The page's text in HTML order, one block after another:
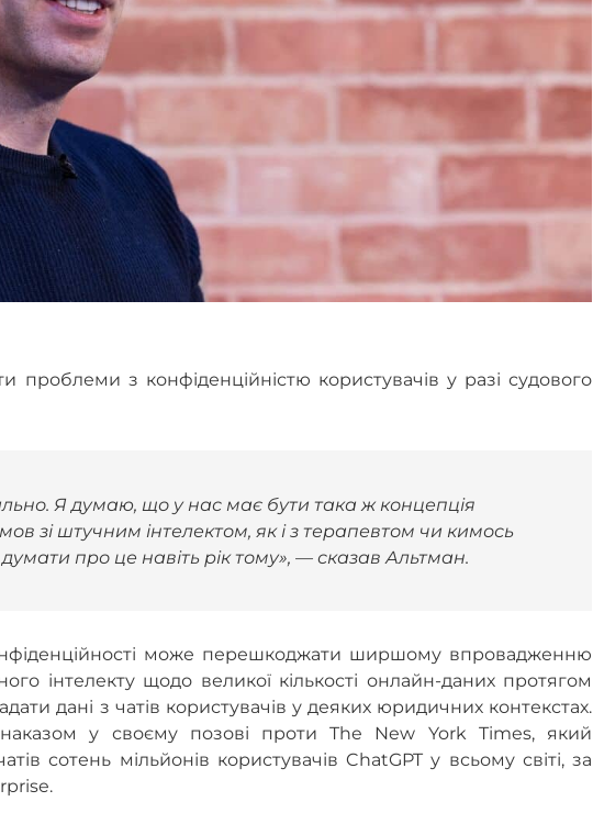
з конфіденційністю користувачів у разі судового
Я думаю, що у нас має бути така ж концепція
зі штучним інтелектом, як і з терапевтом чи кимось
про це навіть рік тому», — сказав Альтман.
може перешкоджати ширшому впровадженню
інтелекту щодо великої кількості онлайн-даних протягом
дані з чатів користувачів у деяких юридичних контекстах.
у своєму позові проти The New York Times, який
сотень мільйонів користувачів ChatGPT у всьому світі, за